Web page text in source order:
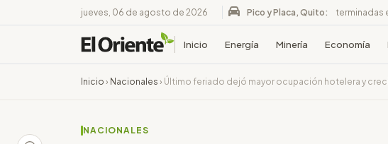
jueves, 06 de agosto de 2026 Pico y Placa, Quito: terminadas
Inicio Energía Minería Economía
Inicio › Nacionales › Último feriado dejó mayor ocupación hotelera y
NACIONALES